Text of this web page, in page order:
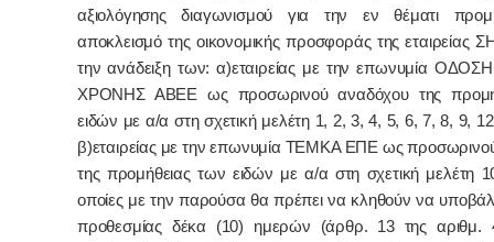
αξιολόγησης διαγωνισμού για την εν θέματι
αποκλεισμό της οικονομικής προσφοράς της
την ανάδειξη των: α)εταιρείας με την επωνυμία
ΧΡΟΝΗΣ ΑΒΕΕ ως προσωρινού αναδόχου της
ειδών με α/α στη σχετική μελέτη 1, 2, 3, 4, 5, 6, 7, 8, 9, 12
β)εταιρείας με την επωνυμία ΤΕΜΚΑ ΕΠΕ ως
της προμήθειας των ειδών με α/α στη σχετική μελέτη
οποίες με την παρούσα θα πρέπει να κληθούν να
προθεσμίας δέκα (10) ημερών (άρθρ. 13 της αριθμ.